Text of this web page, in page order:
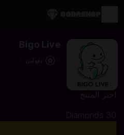
Bigo Live
اختر المنتج
30 Diamonds